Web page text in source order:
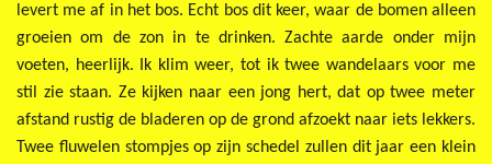
levert me af in het bos. Echt bos dit keer, waar de bomen alleen
groeien om de zon in te drinken. Zachte aarde onder mijn
voeten, heerlijk. Ik klim weer, tot ik twee wandelaars voor me
stil zie staan. Ze kijken naar een jong hert, dat op twee meter
afstand rustig de bladeren op de grond afzoekt naar iets lekkers.
Twee fluwelen stompjes op zijn schedel zullen dit jaar een klein